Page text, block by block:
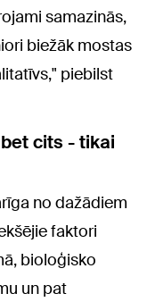
samazinās,
biežāk mostas
piebilst
cits - tikai
no dažādiem
faktori
bioloģisko
un pat